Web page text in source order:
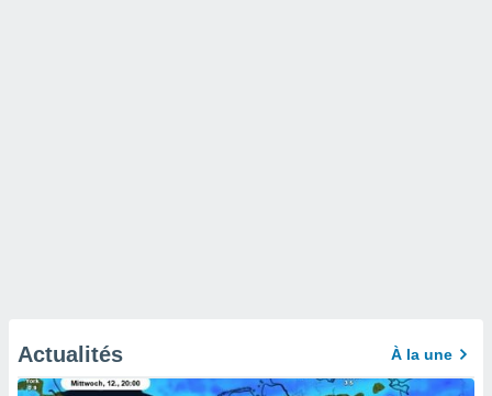
Actualités À la une